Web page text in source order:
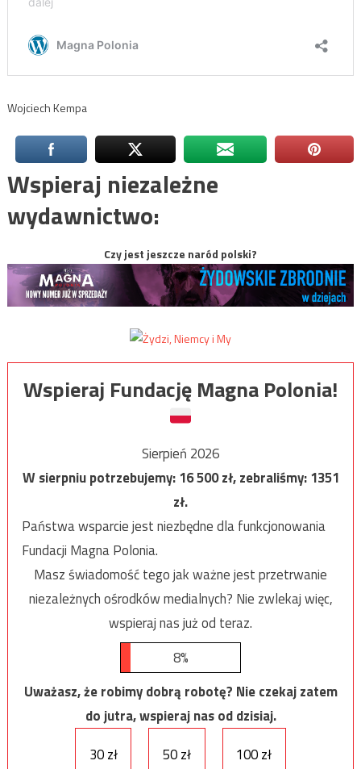
Wojciech Kempa
Wspieraj niezależne
wydawnictwo:
Czy jest jeszcze naród polski?
Wspieraj Fundację Magna Polonia!
Sierpień 2026
W sierpniu potrzebujemy:16 500zł, zebraliśmy:1351
zł.
Państwa wsparcie jest niezbędne dla funkcjonowania
Fundacji Magna Polonia.
Masz świadomość tego jak ważne jest przetrwanie
niezależnych ośrodków medialnych? Nie zwlekaj więc,
wspieraj nas już od teraz.
8%
Uważasz, że robimy dobrą robotę? Nie czekaj zatem
do jutra, wspieraj nas od dzisiaj.
30 zł
50 zł 100 zł